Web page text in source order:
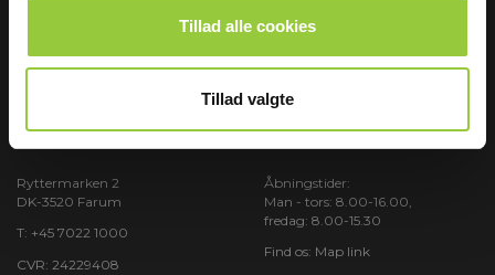
Tillad alle cookies
Tillad valgte
Ryttermarken 2
DK-3520 Farum
T: +45 7022 1000
CVR: 24229408
Åbningstider:
Man - tors: 8.00-16.00,
fredag: 8.00-15.30
Find os: Map link